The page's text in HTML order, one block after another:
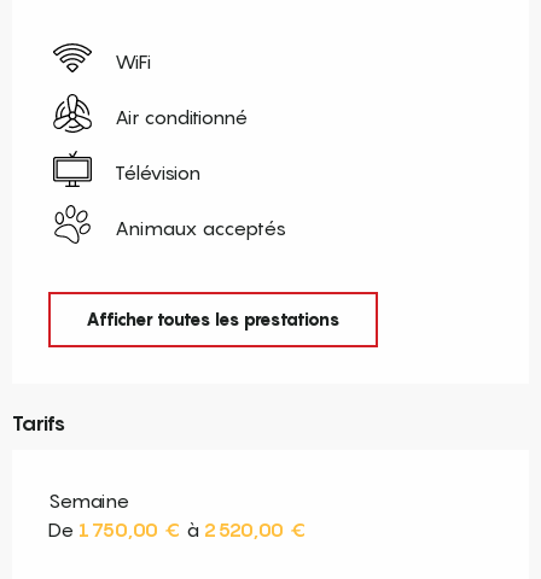
WiFi
Air conditionné
Télévision
Animaux acceptés
Afficher toutes les prestations
Tarifs
Semaine
De 1 750,00 € à 2 520,00 €